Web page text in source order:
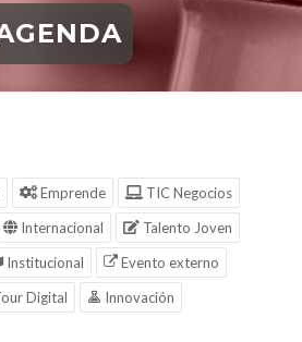
Emprende
TIC Negocios
Internacional
Talento Joven
Institucional
Evento externo
Digital
Innovación